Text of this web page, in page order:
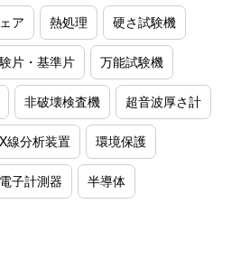
ア 熱処理 硬さ試験機
片・基準片 万能試験機
非破壊検査機 超音波厚さ計
線分析装置 環境保護
電子計測器 半導体